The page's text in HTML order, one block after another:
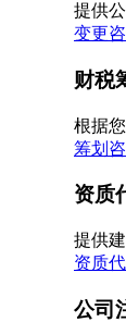
提供
变更
财税
根据
筹划
资质
提供
资质
公司